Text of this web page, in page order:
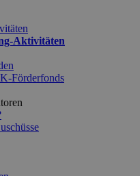
Aktivitäten
Förderfonds